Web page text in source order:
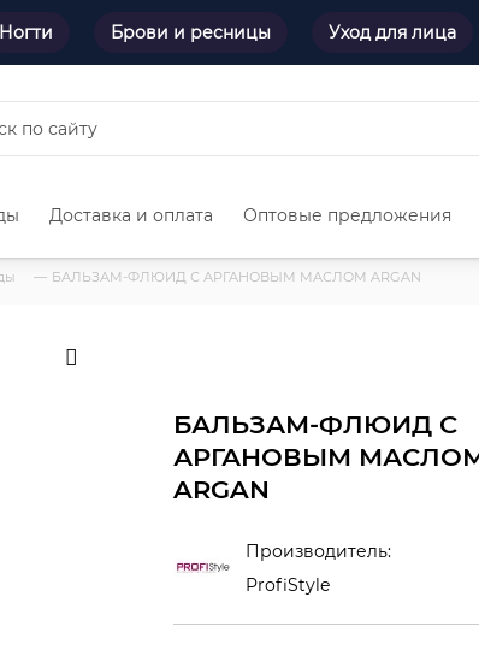
Ногти Брови и ресницы Уход для лица
Доставка и оплата Оптовые предложения
— БАЛЬЗАМ-ФЛЮИД С АРГАНОВЫМ МАСЛОМ ARGAN
БАЛЬЗАМ-ФЛЮИД С
АРГАНОВЫМ
ARGAN
Производитель:
ProfiStyle